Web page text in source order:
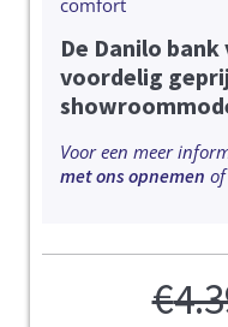
De Danilo
voordelig
Voor een meer
met ons opnemen
€